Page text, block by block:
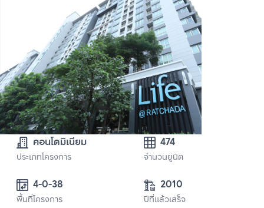
คอนโดมิเนียม
ประเภทโครงการ
474
จำนวนยูนิต
พื้นที่โครงการ
2010
ปีที่แล้วเสร็จ